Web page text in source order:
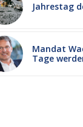
Jahrestag
Mandat
Tage